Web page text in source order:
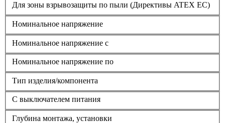
Для зоны взрывозащиты по пыли (Директивы ATEX ЕС)
Номинальное напряжение
Номинальное напряжение с
Номинальное напряжение по
Тип изделия/компонента
С выключателем питания
Глубина монтажа, установки